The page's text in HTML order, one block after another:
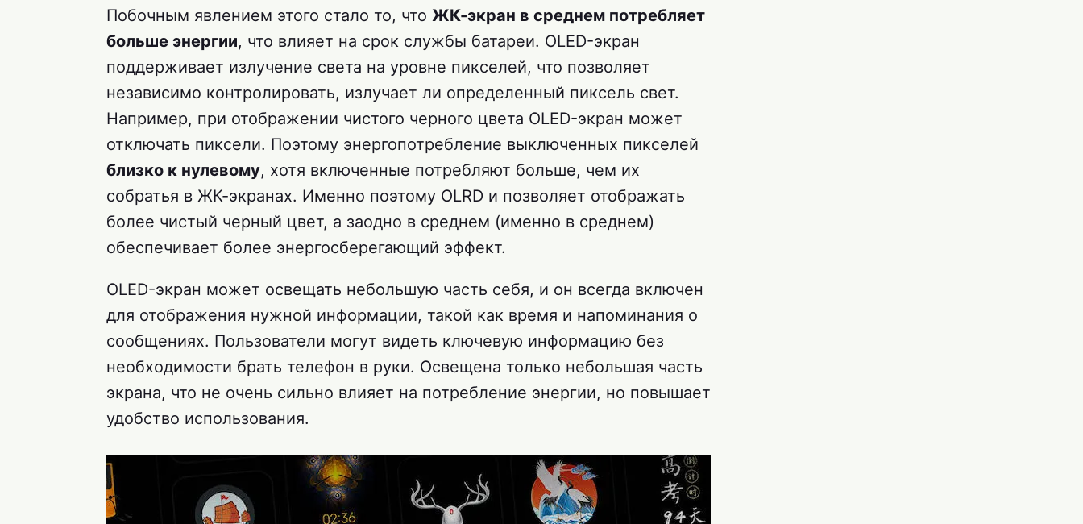
Побочным явлением этого стало то, что ЖК-экран в среднем потребляет
больше энергии, что влияет на срок службы батареи. OLED-экран
поддерживает излучение света на уровне пикселей, что позволяет
независимо контролировать, излучает ли определенный пиксель свет.
Например, при отображении чистого черного цвета OLED-экран может
отключать пиксели. Поэтому энергопотребление выключенных пикселей
близко к нулевому, хотя включенные потребляют больше, чем их
собратья в ЖК-экранах. Именно поэтому OLRD и позволяет отображать
более чистый черный цвет, а заодно в среднем (именно в среднем)
обеспечивает более энергосберегающий эффект.
OLED-экран может освещать небольшую часть себя, и он всегда включен
для отображения нужной информации, такой как время и напоминания о
сообщениях. Пользователи могут видеть ключевую информацию без
необходимости брать телефон в руки. Освещена только небольшая часть
экрана, что не очень сильно влияет на потребление энергии, но повышает
удобство использования.